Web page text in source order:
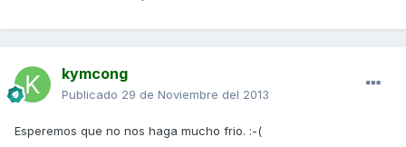
kymcong
Publicado 29 de Noviembre del 2013
Esperemos que no nos haga mucho frio. :-(